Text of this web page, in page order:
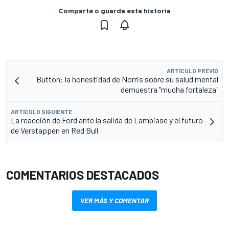
Comparte o guarda esta historia
ARTÍCULO PREVIO
Button: la honestidad de Norris sobre su salud mental
demuestra "mucha fortaleza"
ARTÍCULO SIGUIENTE
La reacción de Ford ante la salida de Lambiase y el futuro
de Verstappen en Red Bull
COMENTARIOS DESTACADOS
VER MÁS Y COMENTAR